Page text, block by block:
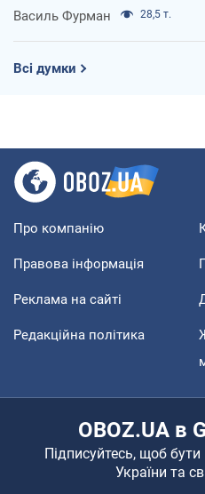
Василь Фурман 28,5 т.
Всі думки
Про компанію
Правова інформація
Реклама на сайті
Редакційна політика
OBOZ.UA в
Підписуйтесь, щоб бути
України та